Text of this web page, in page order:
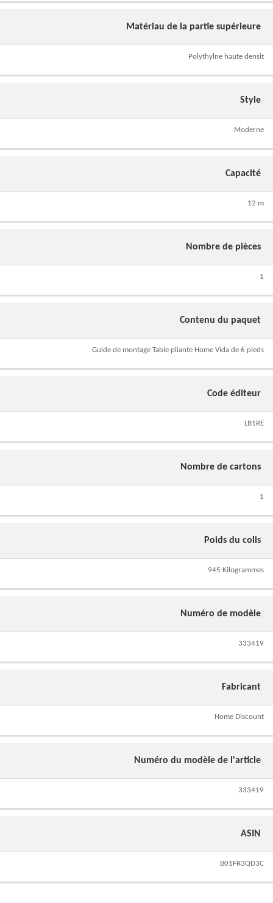
Matériau de la partie supérieure
Polythylne haute densit
Style
Moderne
Capacité
12 m
Nombre de pièces
1
Contenu du paquet
Guide de montage Table pliante Home Vida de 6 pieds
Code éditeur
LB1RE
Nombre de cartons
1
Poids du colis
945 Kilogrammes
Numéro de modèle
333419
Fabricant
Home Discount
Numéro du modèle de l'article
333419
ASIN
B01FR3QD3C